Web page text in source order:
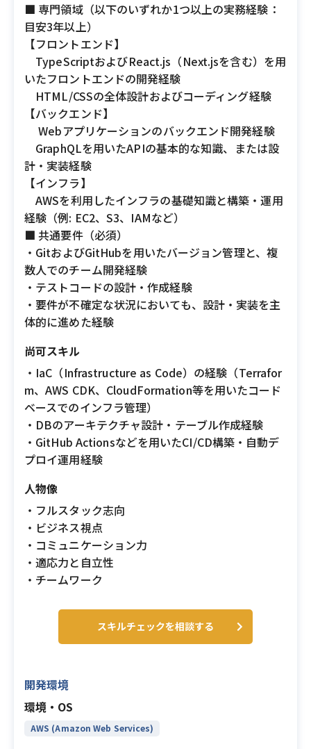
■ 専門領域（以下のいずれか1つ以上の実務経験：
目安3年以上）
【フロントエンド】
TypeScriptおよびReact.js（Next.jsを含む）を用
いたフロントエンドの開発経験
HTML/CSSの全体設計およびコーディング経験
【バックエンド】
Webアプリケーションのバックエンド開発経験
GraphQLを用いたAPIの基本的な知識、または設
計・実装経験
【インフラ】
AWSを利用したインフラの基礎知識と構築・運用
経験（例: EC2、S3、IAMなど）
■ 共通要件（必須）
・GitおよびGitHubを用いたバージョン管理と、複
数人でのチーム開発経験
・テストコードの設計・作成経験
・要件が不確定な状況においても、設計・実装を主
体的に進めた経験
尚可スキル
・IaC（Infrastructure as Code）の経験（Terrafor
m、AWS CDK、CloudFormation等を用いたコード
ベースでのインフラ管理）
・DBのアーキテクチャ設計・テーブル作成経験
・GitHub Actionsなどを用いたCI/CD構築・自動デ
プロイ運用経験
人物像
・フルスタック志向
・ビジネス視点
・コミュニケーション力
・適応力と自立性
・チームワーク
スキルチェックを相談する
開発環境
環境・OS
AWS (Amazon Web Services)